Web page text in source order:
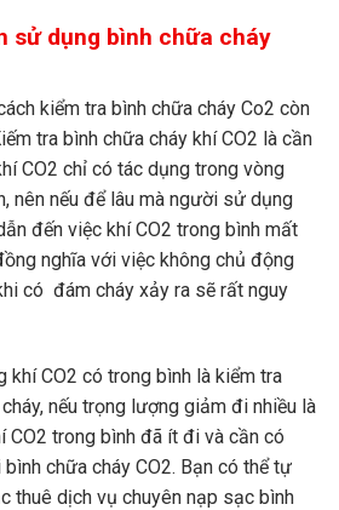
sử dụng bình chữa cháy
kiểm tra bình chữa cháy Co2 còn
tra bình chữa cháy khí CO2 là cần
CO2 chỉ có tác dụng trong vòng
nên nếu để lâu mà người sử dụng
đến việc khí CO2 trong bình mất
nghĩa với việc không chủ động
có đám cháy xảy ra sẽ rất nguy
khí CO2 có trong bình là kiểm tra
nếu trọng lượng giảm đi nhiều là
CO2 trong bình đã ít đi và cần có
chữa cháy CO2. Bạn có thể tự
thuê dịch vụ chuyên nạp sạc bình